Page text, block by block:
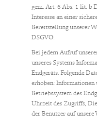
gem. Art. 6 Abs. 1 lit. b
Interesse an einer
Bereitstellung unserer
DSGVO.
Bei jedem Aufruf
unseres Systems
Endgeräts. Folgende
erhoben: Informationen
Betriebssystem des
Uhrzeit des Zugriffs,
der Benutzer auf unsere